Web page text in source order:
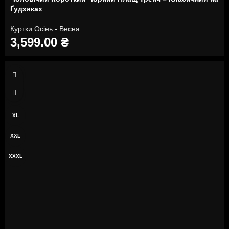
Ґудзиках
Куртки Осінь - Весна
3,599.00 ₴
M
L
XL
XXL
XXXL